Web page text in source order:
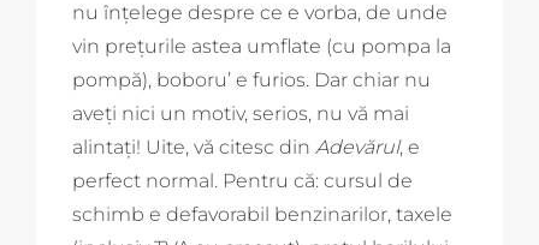
nu înțelege despre ce e vorba, de unde
vin prețurile astea umflate (cu pompa la
pompă), boboru’ e furios. Dar chiar nu
aveți nici un motiv, serios, nu vă mai
alintați! Uite, vă citesc din Adevărul, e
perfect normal. Pentru că: cursul de
schimb e defavorabil benzinarilor, taxele